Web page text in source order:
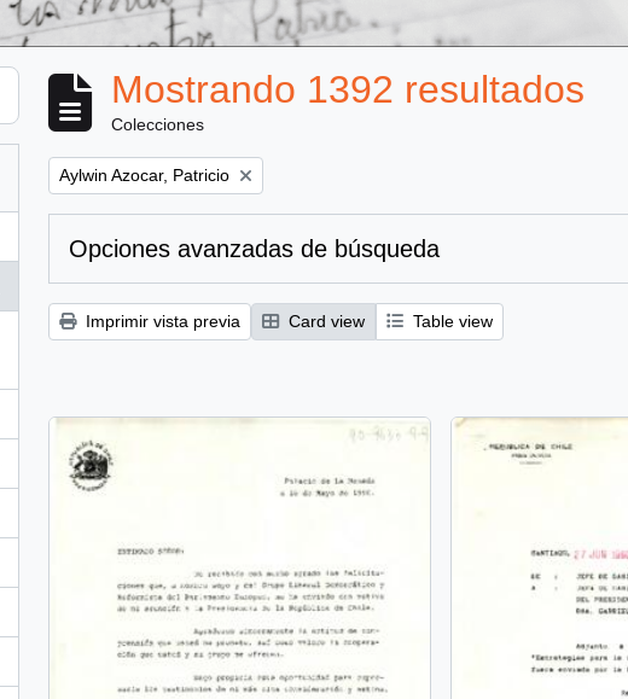
Mostrando 1392 resultados
Colecciones
Remove filter:
Aylwin Azocar, Patricio
Opciones avanzadas de búsqueda
Imprimir vista previa Card view Table view